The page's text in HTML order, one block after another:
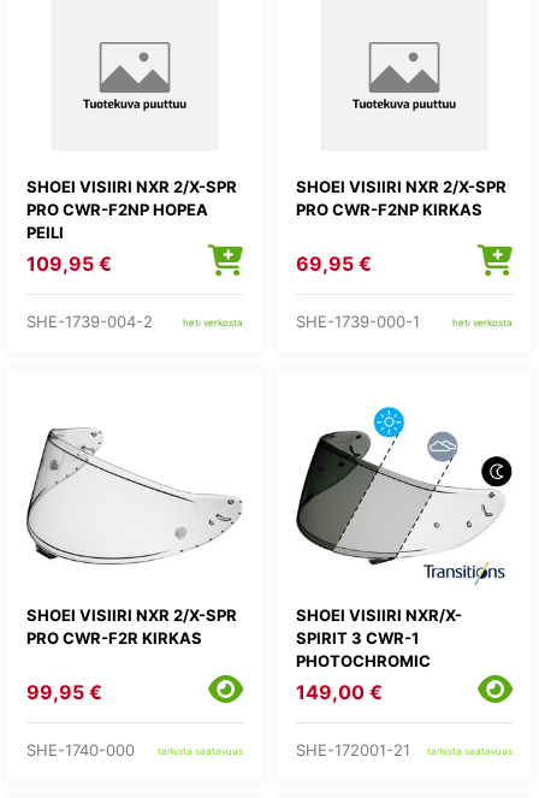
SHOEI VISIIRI NXR 2/X-SPR
PRO CWR-F2NP HOPEA
PEILI
109,95 €
SHE-1739-004-2 heti verkosta
SHOEI VISIIRI NXR 2/X-SPR
PRO CWR-F2NP KIRKAS
69,95 €
SHE-1739-000-1 heti verkosta
SHOEI VISIIRI NXR 2/X-SPR
PRO CWR-F2R KIRKAS
99,95 €
SHE-1740-000 tarkista saatavuus
SHOEI VISIIRI NXR/X-
SPIRIT 3 CWR-1
PHOTOCHROMIC
149,00 €
SHE-172001-21 tarkista saatavuus